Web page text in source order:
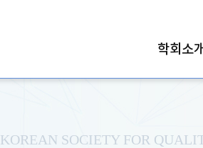
학회소개
KOREAN SOCIETY FOR